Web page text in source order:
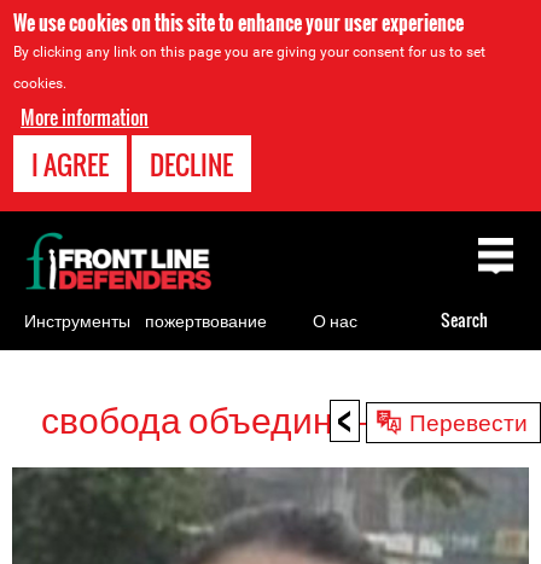
We use cookies on this site to enhance your user experience
By clicking any link on this page you are giving your consent for us to set
cookies.
More information
I AGREE DECLINE
< Перевести
top
свобода объединений HRDs
Back
to
top
Инструменты
для
пожертвование О нас Search